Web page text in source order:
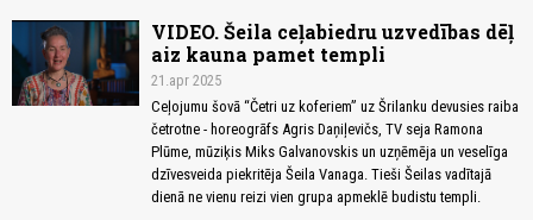
VIDEO. Šeila ceļabiedru uzvedības dēļ
aiz kauna pamet templi
21.apr 2025
Ceļojumu šovā “Četri uz koferiem” uz Šrilanku devusies raiba
četrotne - horeogrāfs Agris Daņiļevičs, TV seja Ramona
Plūme, mūziķis Miks Galvanovskis un uzņēmēja un veselīga
dzīvesveida piekritēja Šeila Vanaga. Tieši Šeilas vadītajā
dienā ne vienu reizi vien grupa apmeklē budistu templi.